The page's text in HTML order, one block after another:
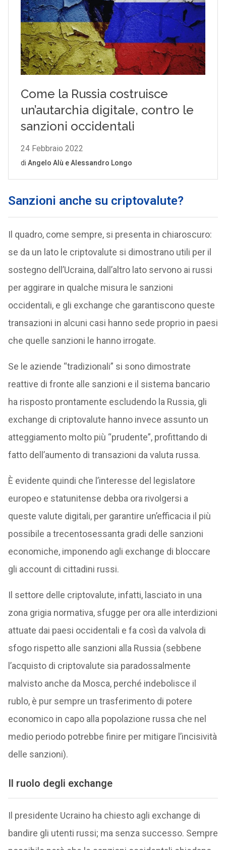
Sanzioni anche su criptovalute?
Il quadro, come sempre, si presenta in chiaroscuro:
se da un lato le criptovalute si dimostrano utili per il
sostegno dell’Ucraina, dall’altro lato servono ai russi
per aggirare in qualche misura le sanzioni
occidentali, e gli exchange che garantiscono queste
transazioni in alcuni casi hanno sede proprio in paesi
che quelle sanzioni le hanno irrogate.
Se le aziende “tradizionali” si sono dimostrate
reattive di fronte alle sanzioni e il sistema bancario
ha risposto prontamente escludendo la Russia, gli
exchange di criptovalute hanno invece assunto un
atteggiamento molto più “prudente”, profittando di
fatto dell’aumento di transazioni da valuta russa.
È evidente quindi che l’interesse del legislatore
europeo e statunitense debba ora rivolgersi a
queste valute digitali, per garantire un’efficacia il più
possibile a trecentosessanta gradi delle sanzioni
economiche, imponendo agli exchange di bloccare
gli account di cittadini russi.
Il settore delle criptovalute, infatti, lasciato in una
zona grigia normativa, sfugge per ora alle interdizioni
attuate dai paesi occidentali e fa così da valvola di
sfogo rispetto alle sanzioni alla Russia (sebbene
l’acquisto di criptovalute sia paradossalmente
malvisto anche da Mosca, perché indebolisce il
rublo, è pur sempre un trasferimento di potere
economico in capo alla popolazione russa che nel
medio periodo potrebbe finire per mitigare l’incisività
delle sanzioni).
Il ruolo degli exchange
Il presidente Ucraino ha chiesto agli exchange di
bandire gli utenti russi; ma senza successo. Sempre